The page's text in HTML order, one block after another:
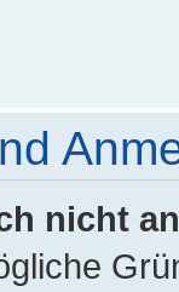
nicht